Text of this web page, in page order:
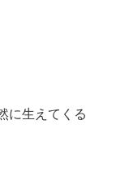
に生えてくる